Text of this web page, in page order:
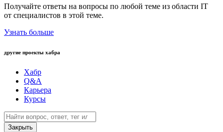
Получайте ответы на вопросы по любой теме из области IT
от специалистов в этой теме.
Узнать больше
другие проекты хабра
Хабр
Q&A
Карьера
Курсы
Закрыть